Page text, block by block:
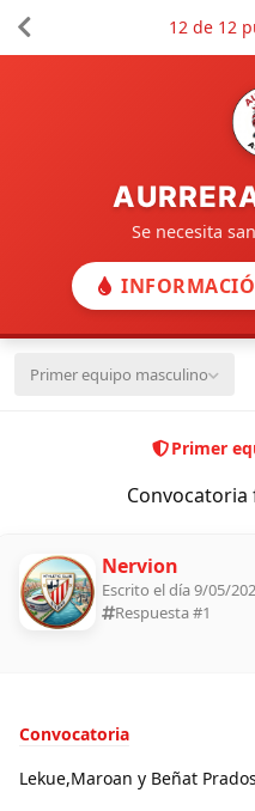
Se necesita
Primer equipo masculino
Primer
Convocatoria
12de 12
Nervion
Escrito el día 9/05/
Respuesta #1
Convocatoria
Lekue,Maroan y Beñat